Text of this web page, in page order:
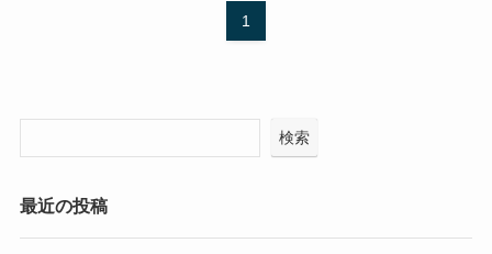
1
検索
最近の投稿